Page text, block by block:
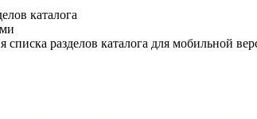
каталога
разделов каталога для мобильной